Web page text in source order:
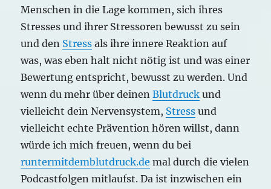
Menschen in die Lage kommen, sich ihres
Stresses und ihrer Stressoren bewusst zu sein
und den Stress als ihre innere Reaktion auf
was, was eben halt nicht nötig ist und was einer
Bewertung entspricht, bewusst zu werden. Und
wenn du mehr über deinenBlutdruck und
vielleicht dein Nervensystem, Stress und
vielleicht echte Prävention hören willst, dann
würde ich mich freuen, wenn du bei
runtermitdemblutdruck.de mal durch die vielen
Podcastfolgen mitlaufst. Da ist inzwischen ein